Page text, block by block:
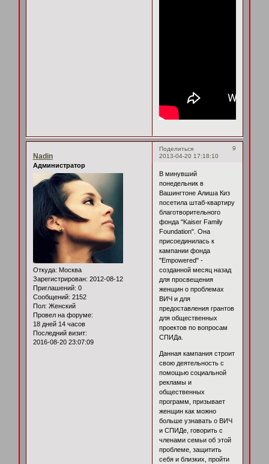
Поделиться
9
2013-04-20 17:18:10
Nadin
Администратор
Откуда: Москва
Зарегистрирован: 2012-08-12
Приглашений: 0
Сообщений: 2152
Пол: Женский
Провел на форуме:
18 дней 14 часов
Последний визит:
2016-08-20 23:07:09
В минувший
понедельник в
Вашингтоне Алиша Киз
посетила штаб-квартиру
благотворительного
фонда "Kaiser Family
Foundation". Она
присоединилась к
кампании фонда
"Empowered" -
созданной месяц назад
для просвещения
женщин о проблемах
ВИЧ и для
предоставления грантов
для общественных
проектов по вопросам
СПИДа.
Данная кампания строит
свою деятельность с
помощью социальной
рекламы и
общественных
программ, призывает
женщин как можно
больше узнавать о ВИЧ
и СПИДе, говорить с
членами семьи об этой
проблеме, защитить
себя и близких, пройти